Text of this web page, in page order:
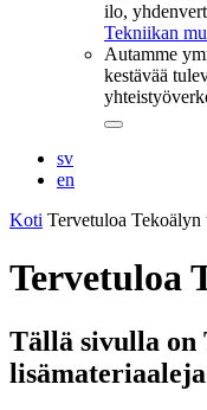
ilo,
Tekniikan
Autamme
kestävää
Sulje
sv
en
Koti Tervetuloa Tekoälyn
Tervetuloa
Tällä sivulla on
lisämateriaaleja